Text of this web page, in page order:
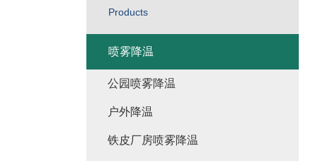
Products
喷雾降温
公园喷雾降温
户外降温
铁皮厂房喷雾降温